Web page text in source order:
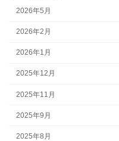
2026年5月
2026年2月
2026年1月
2025年12月
2025年11月
2025年9月
2025年8月